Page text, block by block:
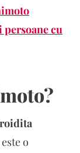
cu
este o